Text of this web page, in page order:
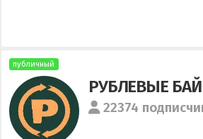
публичный
РУБЛЕВЫЕ
22374